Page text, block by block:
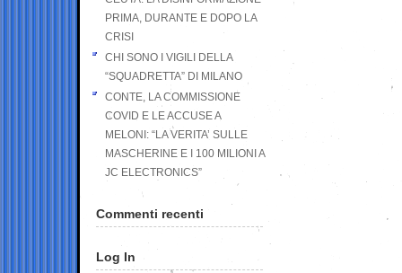
PRIMA, DURANTE E DOPO LA
CRISI
CHI SONO I VIGILI DELLA
“SQUADRETTA” DI MILANO
CONTE, LA COMMISSIONE
COVID E LE ACCUSE A
MELONI: “LA VERITA’ SULLE
MASCHERINE E I 100 MILIONI A
JC ELECTRONICS”
Commenti recenti
Log In